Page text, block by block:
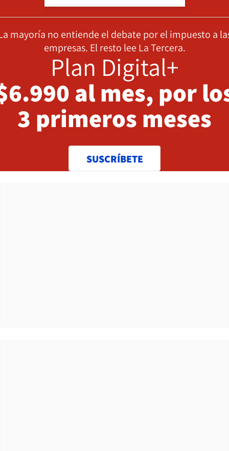
mayoría no entiende el debate por el impuesto a
empresas. El resto lee La Tercera.
Plan Digital+
al mes, por
3 primeros meses
SUSCRÍBETE